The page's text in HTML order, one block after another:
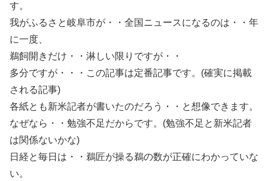
す。
我がふるさと岐阜市が・・全国ニュースになるのは・・年
に一度、
鵜飼開きだけ・・淋しい限りですが・・
多分ですが・・・この記事は定番記事です。(確実に掲載
される記事)
各紙とも新米記者が書いたのだろう・・と想像できます。
なぜなら・・勉強不足だからです。(勉強不足と新米記者
は関係ないかな)
日経と毎日は・・鵜匠が操る鵜の数が正確にわかっていな
い。